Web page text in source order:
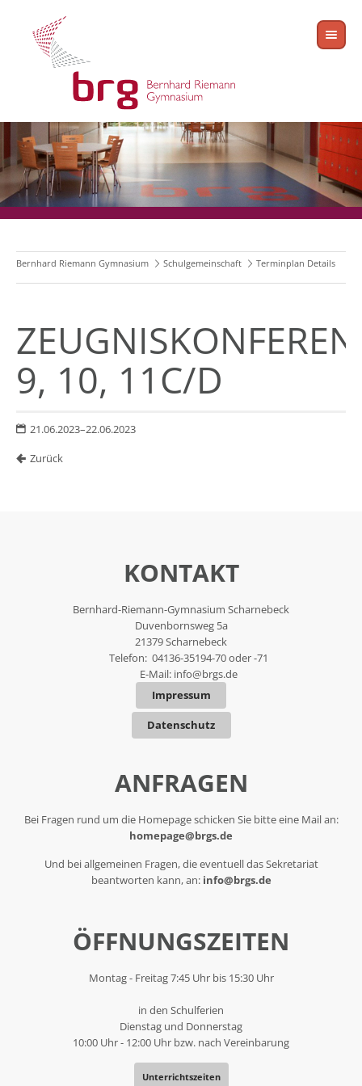
Bernhard Riemann Gymnasium Schulgemeinschaft Terminplan Details
9, 10, 11C/D
21.06.2023–22.06.2023
Zurück
KONTAKT
Bernhard-Riemann-Gymnasium Scharnebeck
Duvenbornsweg 5a
21379 Scharnebeck
Telefon: 04136-35194-70 oder -71
E-Mail: info@brgs.de
Impressum
Datenschutz
ANFRAGEN
Bei Fragen rund um die Homepage schicken Sie bitte eine Mail an:
homepage@brgs.de
Und bei allgemeinen Fragen, die eventuell das Sekretariat
beantworten kann, an: info@brgs.de
ÖFFNUNGSZEITEN
Montag - Freitag 7:45 Uhr bis 15:30 Uhr
in den Schulferien
Dienstag und Donnerstag
10:00 Uhr - 12:00 Uhr bzw. nach Vereinbarung
Unterrichtszeiten